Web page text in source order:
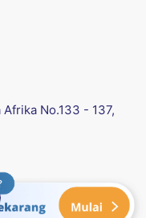
No.133 - 137,